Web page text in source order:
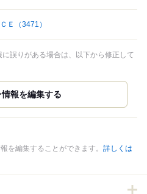
Ｅ （3471）
誤りがある場合は、以下から修正して
を編集することができます。 詳しくは